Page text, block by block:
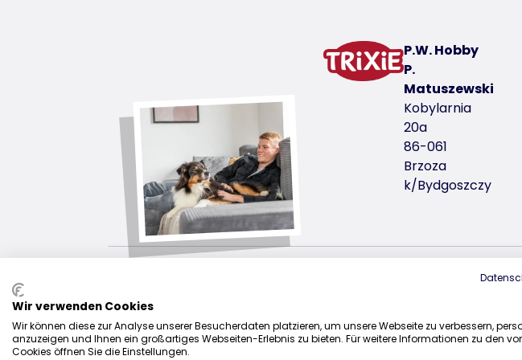
wariant produktu: unikalny numer produktu 60757
Przeznaczona dla
kawie domowe, króliki
P.W. Hobby
P.
Matuszewski
Kobylarnia
20a
86-061
Brzoza
k/Bydgoszczy
znajdź nas na
Wir verwenden Cookies
Wir können diese zur Analyse unserer Besucherdaten platzieren, um unsere Webseite zu verbessern,
anzuzeigen und Ihnen ein großartiges Webseiten-Erlebnis zu bieten. Für weitere Informationen zu den
Cookies öffnen Sie die Einstellungen.